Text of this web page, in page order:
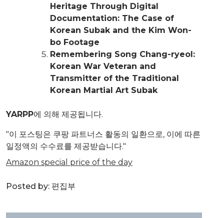
Heritage Through Digital
Documentation: The Case of
Korean Subak and the Kim Won-
bo Footage
Remembering Song Chang-ryeol:
Korean War Veteran and
Transmitter of the Traditional
Korean Martial Art Subak
YARPP에 의해 제공됩니다.
"이 포스팅은 쿠팡 파트너스 활동의 일환으로, 이에 따른
일정액의 수수료를 제공받습니다."
Amazon special price of the day
Posted by: 편집부